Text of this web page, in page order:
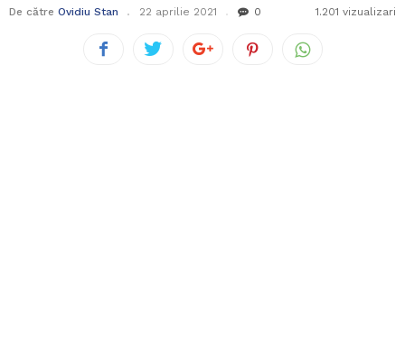
De către Ovidiu Stan 22 aprilie 2021 0 1.201 vizualizari